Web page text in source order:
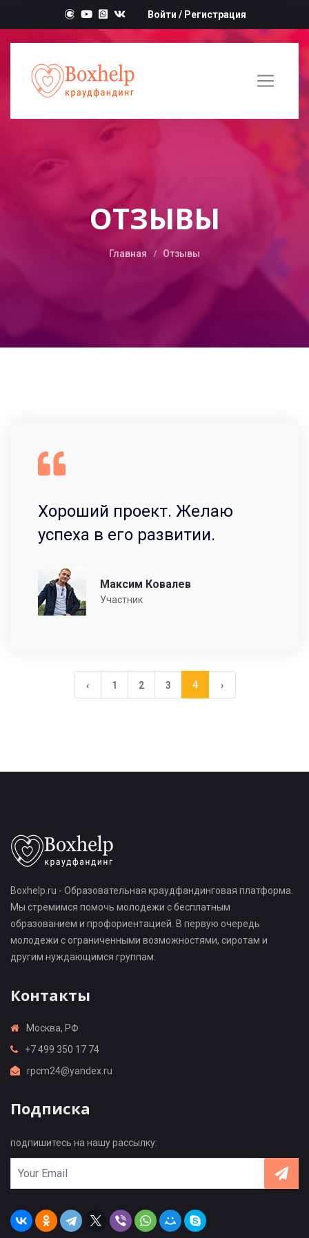
Войти / Регистрация
ОТЗЫВЫ
Главная Отзывы
Хороший проект. Желаю
успеха в его развитии.
Максим Ковалев
Участник
‹ 1 2 3 4 ›
Boxhelp.ru - Образовательная краудфандинговая платформа.
Мы стремимся помочь молодежи с бесплатным
образованием и профориентацией. В первую очередь
молодежи с ограниченными возможностями, сиротам и
другим нуждающимся группам.
Контакты
Москва, РФ
+7 499 350 17 74
rpcm24@yandex.ru
Подписка
подпишитесь на нашу рассылку: